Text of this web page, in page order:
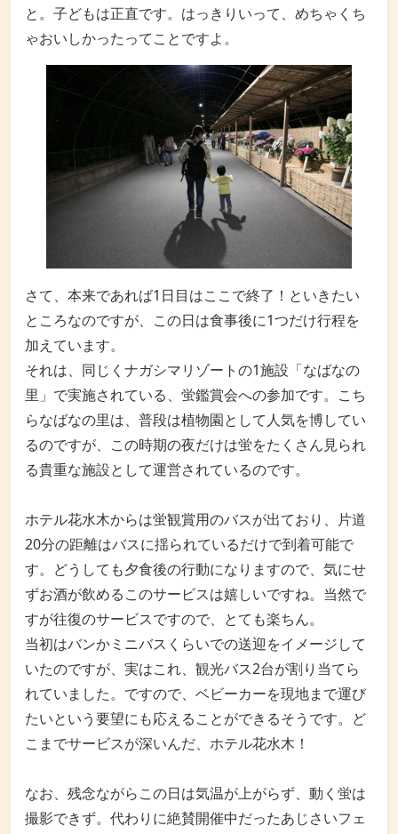
と。子どもは正直です。はっきりいって、めちゃくち
ゃおいしかったってことですよ。
さて、本来であれば1日目はここで終了！といきたい
ところなのですが、この日は食事後に1つだけ行程を
加えています。
それは、同じくナガシマリゾートの1施設「なばなの
里」で実施されている、蛍鑑賞会への参加です。こち
らなばなの里は、普段は植物園として人気を博してい
るのですが、この時期の夜だけは蛍をたくさん見られ
る貴重な施設として運営されているのです。
ホテル花水木からは蛍観賞用のバスが出ており、片道
20分の距離はバスに揺られているだけで到着可能で
す。どうしても夕食後の行動になりますので、気にせ
ずお酒が飲めるこのサービスは嬉しいですね。当然で
すが往復のサービスですので、とても楽ちん。
当初はバンかミニバスくらいでの送迎をイメージして
いたのですが、実はこれ、観光バス2台が割り当てら
れていました。ですので、ベビーカーを現地まで運び
たいという要望にも応えることができるそうです。ど
こまでサービスが深いんだ、ホテル花水木！
なお、残念ながらこの日は気温が上がらず、動く蛍は
撮影できず。代わりに絶賛開催中だったあじさいフェ